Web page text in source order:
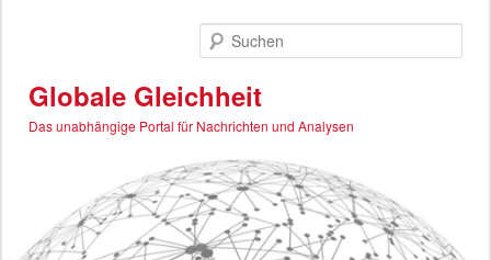
Globale Gleichheit
Das unabhängige Portal für Nachrichten und Analysen